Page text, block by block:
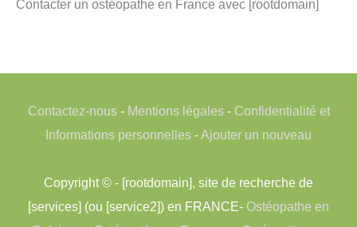
Contacter un ostéopathe en France avec [rootdomain]
Contactez-nous- Mentions légales- Confidentialité et
Informations personnelles -Ajouter un nouveau
Copyright © - [rootdomain], site de recherche de
[services] (ou [service2]) en FRANCE- Ostéopathe en